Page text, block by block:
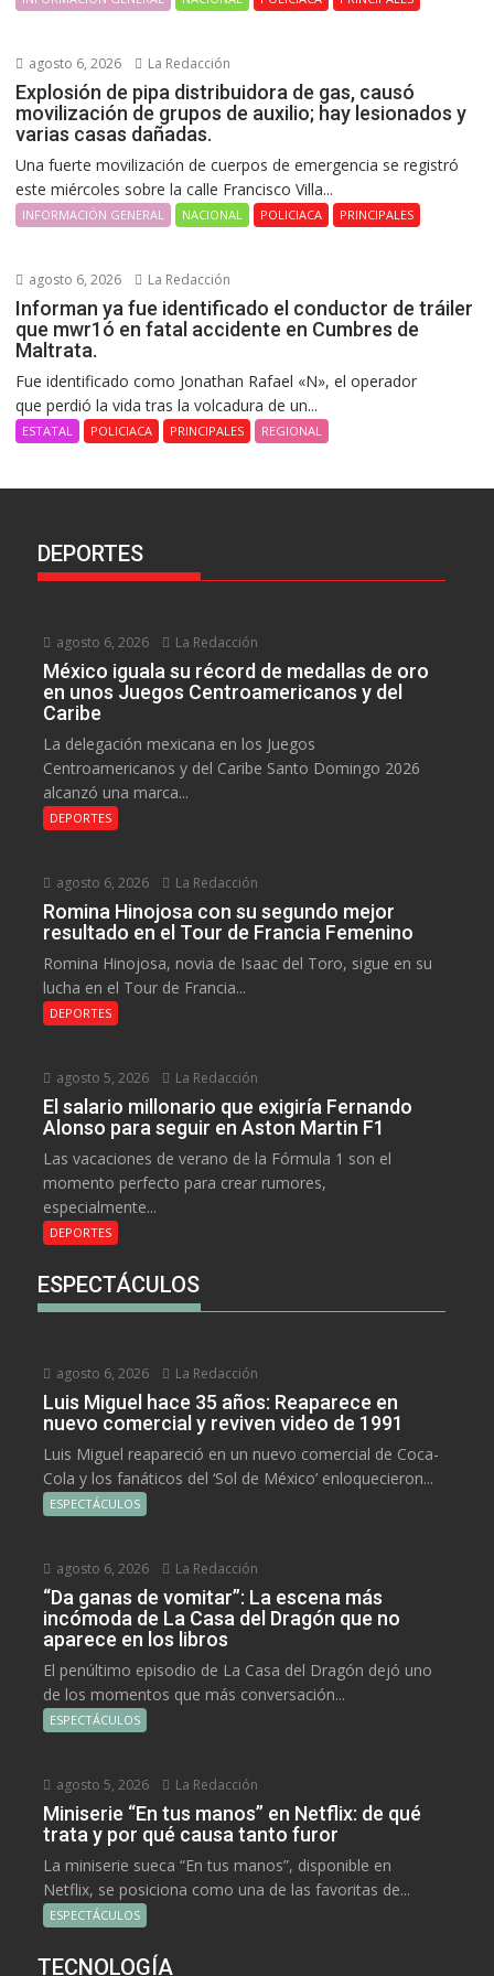
agosto 6, 2026 La Redacción
Explosión de pipa distribuidora de gas, causó
movilización de grupos de auxilio; hay lesionados y
varias casas dañadas.
Una fuerte movilización de cuerpos de emergencia se registró
este miércoles sobre la calle Francisco Villa...
INFORMACIÓN GENERAL NACIONAL POLICIACA PRINCIPALES
agosto 6, 2026 La Redacción
Informan ya fue identificado el conductor de tráiler
que mwr1ó en fatal accidente en Cumbres de
Maltrata.
Fue identificado como Jonathan Rafael «N», el operador
que perdió la vida tras la volcadura de un...
ESTATAL POLICIACA PRINCIPALES REGIONAL
DEPORTES
agosto 6, 2026 La Redacción
México iguala su récord de medallas de oro
en unos Juegos Centroamericanos y del
Caribe
La delegación mexicana en los Juegos
Centroamericanos y del Caribe Santo Domingo 2026
alcanzó una marca...
DEPORTES
agosto 6, 2026 La Redacción
Romina Hinojosa con su segundo mejor
resultado en el Tour de Francia Femenino
Romina Hinojosa, novia de Isaac del Toro, sigue en su
lucha en el Tour de Francia...
DEPORTES
agosto 5, 2026 La Redacción
El salario millonario que exigiría Fernando
Alonso para seguir en Aston Martin F1
Las vacaciones de verano de la Fórmula 1 son el
momento perfecto para crear rumores,
especialmente...
DEPORTES
ESPECTÁCULOS
agosto 6, 2026 La Redacción
Luis Miguel hace 35 años: Reaparece en
nuevo comercial y reviven video de 1991
Luis Miguel reapareció en un nuevo comercial de Coca-
Cola y los fanáticos del ‘Sol de México’ enloquecieron...
ESPECTÁCULOS
agosto 6, 2026 La Redacción
“Da ganas de vomitar”: La escena más
incómoda de La Casa del Dragón que no
aparece en los libros
El penúltimo episodio de La Casa del Dragón dejó uno
de los momentos que más conversación...
ESPECTÁCULOS
agosto 5, 2026 La Redacción
Miniserie “En tus manos” en Netflix: de qué
trata y por qué causa tanto furor
La miniserie sueca “En tus manos”, disponible en
Netflix, se posiciona como una de las favoritas de...
ESPECTÁCULOS
TECNOLOGÍA